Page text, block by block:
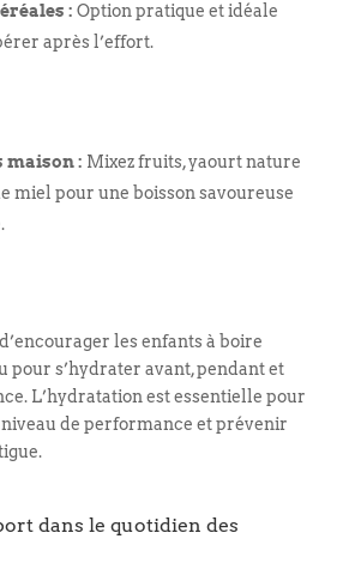
: Option pratique et idéale
après l’effort.
maison : Mixez fruits, yaourt nature
miel pour une boisson savoureuse
les enfants à boire
pour s’hydrater avant, pendant et
L’hydratation est essentielle pour
de performance et prévenir
dans le quotidien des